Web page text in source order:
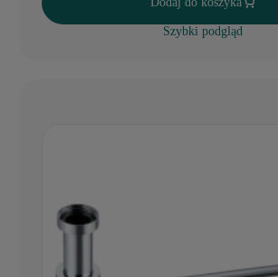
Szybki podgląd